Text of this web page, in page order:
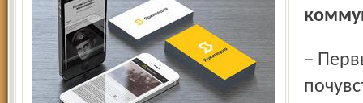
– Первый раз несогласие с официальной линией партии я